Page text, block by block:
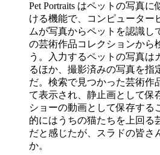
Pet Portraits はペットの写真
ける機能で、コンピューター
ムが写真からペットを認識し
の芸術作品コレクションから
う。入力するペットの写真は
るほか、撮影済みの写真を指
だ。検索で見つかった芸術作
て表示され、静止画として保
ショーの動画として保存する
的にはうちの猫たちを上回る
だと感じたが、スラドの皆さ
か。